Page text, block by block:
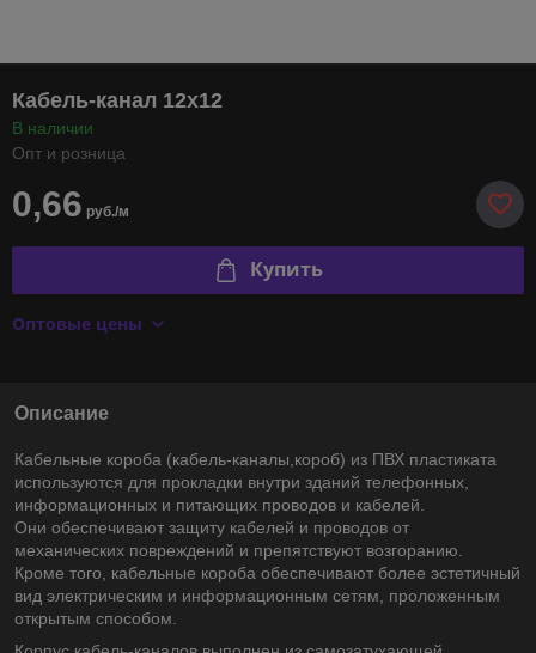
Кабель-канал 12х12
В наличии
Опт и розница
0,66 руб./м
Купить
Оптовые цены
Описание
Кабельные короба (кабель-каналы,короб) из ПВХ пластиката
используются для прокладки внутри зданий телефонных,
информационных и питающих проводов и кабелей.
Они обеспечивают защиту кабелей и проводов от
механических повреждений и препятствуют возгоранию.
Кроме того, кабельные короба обеспечивают более эстетичный
вид электрическим и информационным сетям, проложенным
открытым способом.